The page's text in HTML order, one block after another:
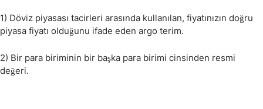
1) Döviz piyasası tacirleri arasında kullanılan, fiyatınızın doğru
piyasa fiyatı olduğunu ifade eden argo terim.
2) Bir para biriminin bir başka para birimi cinsinden resmi
değeri.